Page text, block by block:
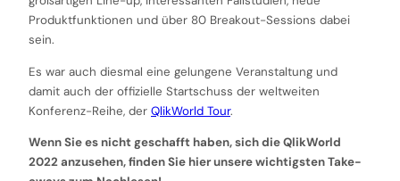
Produktfunktionen und über 80 Breakout-Sessions dabei
sein.
Es war auch diesmal eine gelungene Veranstaltung und
damit auch der offizielle Startschuss der weltweiten
Konferenz-Reihe, der QlikWorld Tour.
Wenn Sie es nicht geschafft haben, sich die QlikWorld
2022 anzusehen, finden Sie hier unsere wichtigsten Take-